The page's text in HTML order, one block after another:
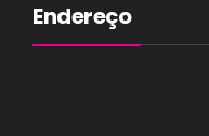
Endereço